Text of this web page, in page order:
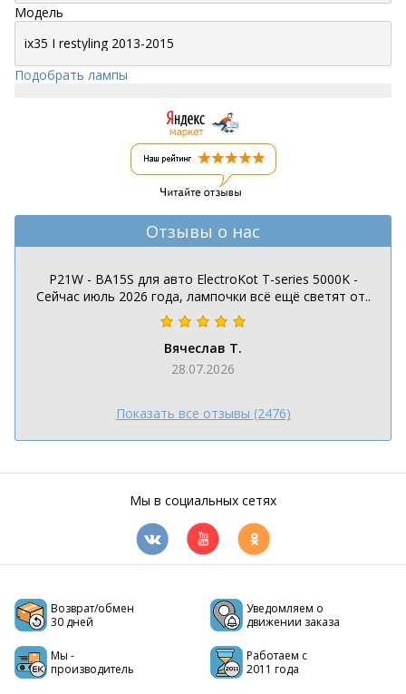
Модель
Подобрать лампы
Отзывы о нас
P21W - BA15S для авто ElectroKot T-series 5000K -
Сейчас июль 2026 года, лампочки всё ещё светят от..
Вячеслав Т.
28.07.2026
Показать все отзывы (2476)
Мы в социальных сетях
Возврат/обмен
30 дней
Уведомляем о
движении заказа
Мы -
производитель
Работаем с
2011 года